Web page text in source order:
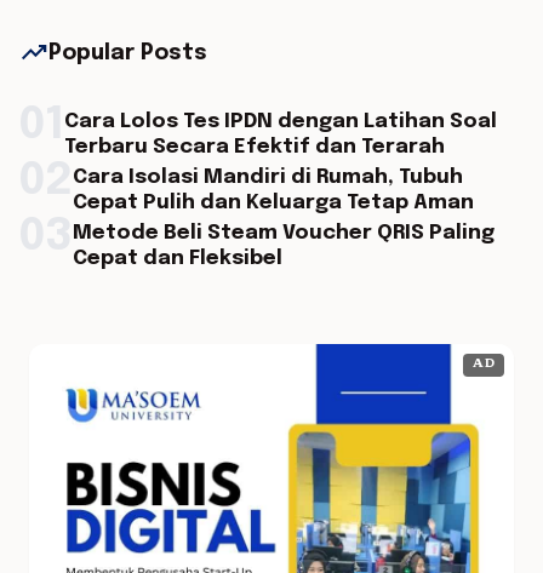
trending_up Popular Posts
Cara Lolos Tes IPDN dengan Latihan Soal
Terbaru Secara Efektif dan Terarah
Cara Isolasi Mandiri di Rumah, Tubuh
Cepat Pulih dan Keluarga Tetap Aman
Metode Beli Steam Voucher QRIS Paling
Cepat dan Fleksibel
AD